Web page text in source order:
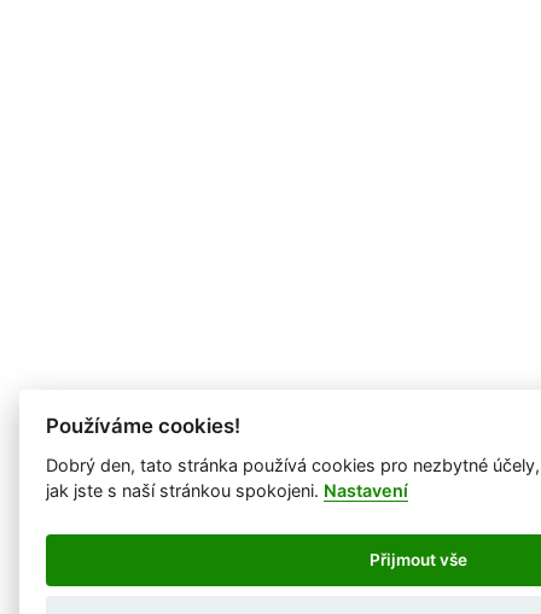
Používáme cookies!
Dobrý den, tato stránka používá cookies pro nezbytné
jak jste s naší stránkou spokojeni. Nastavení
Přijmout vše